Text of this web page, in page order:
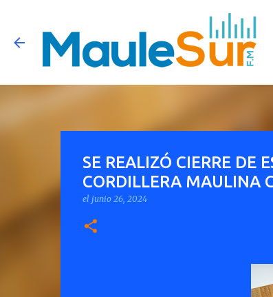
SE REALIZÓ CIERRE DE
CORDILLERA MAULINA
el junio 26, 2024